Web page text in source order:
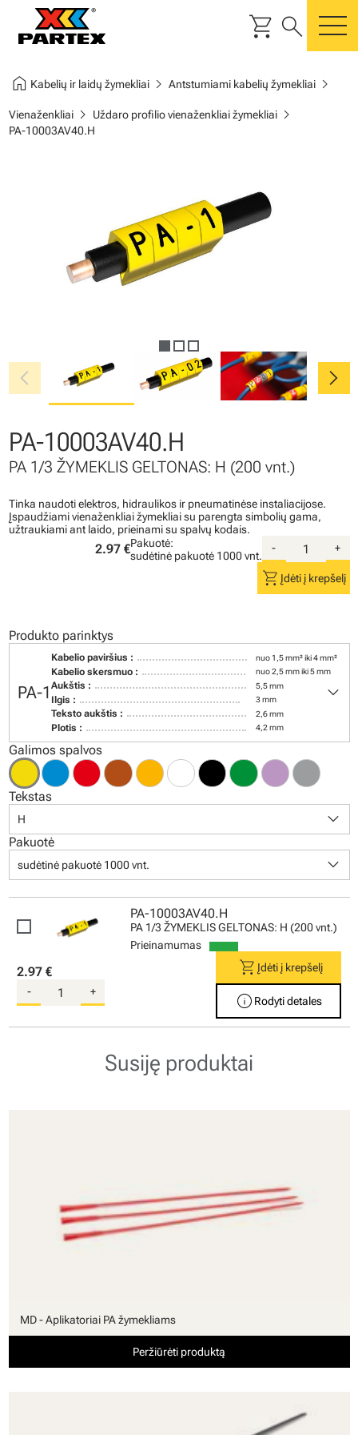
shopping_cart search
home Kabelių ir laidų žymekliaichevron_right Antstumiami kabelių žymekliaichevron_right
Vienaženkliaichevron_right Uždaro profilio vienaženkliai žymekliaichevron_right
PA-10003AV40.H
chevron_left chevron_right
PA-10003AV40.H
PA 1/3 ŽYMEKLIS GELTONAS: H (200 vnt.)
Tinka naudoti elektros, hidraulikos ir pneumatinėse instaliacijose.
Įspaudžiami vienaženkliai žymekliai su parengta simbolių gama,
užtraukiami ant laido, prieinami su spalvų kodais.
2.97 €Pakuotė:
sudėtinė pakuotė 1000 vnt.
- +
shopping_cart Įdėti į krepšelį
Produkto parinktys
PA-1
Kabelio paviršius : nuo 1,5 mm² iki 4 mm²
Kabelio skersmuo : nuo 2,5 mm iki 5 mm
Aukštis : 5,5 mm
Ilgis : 3 mm
Teksto aukštis : 2,6 mm
Plotis : 4,2 mm
keyboard_arrow_down
Galimos spalvos
Tekstas
H keyboard_arrow_down
Pakuotė
sudėtinė pakuotė 1000 vnt. keyboard_arrow_down
PA-10003AV40.H
PA 1/3 ŽYMEKLIS GELTONAS: H (200 vnt.)
Prieinamumas
2.97 €
- +
shopping_cartĮdėti į krepšelį
info Rodyti detales
Susiję produktai
MD - Aplikatoriai PA žymekliams
Peržiūrėti produktą